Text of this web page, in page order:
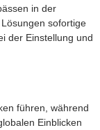
in der
sofortige
der Einstellung und
führen, während
Einblicken